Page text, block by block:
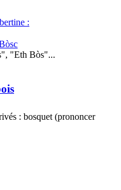
:
"Eth Bòs"...
: bosquet (prononcer